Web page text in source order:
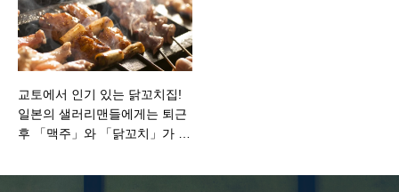
교토에서 인기 있는 닭꼬치집!
일본의 샐러리맨들에게는 퇴근
후 「맥주」와 「닭꼬치」가 단
회인에게 인기 있는 닭꼬치집 3